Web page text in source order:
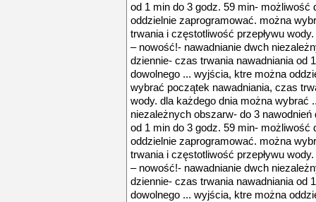
od 1 min do 3 godz. 59 min- możliwość
oddzielnie zaprogramować. można
trwania i częstotliwość przepływu
– nowość!- nawadnianie dwch
dziennie- czas trwania nawadniania od
dowolnego ... wyjścia, ktre można
wybrać początek nawadniania, czas
wody. dla każdego dnia można wybrać
niezależnych obszarw- do 3
od 1 min do 3 godz. 59 min- możliwość
oddzielnie zaprogramować. można
trwania i częstotliwość przepływu
– nowość!- nawadnianie dwch
dziennie- czas trwania nawadniania od
dowolnego ... wyjścia, ktre można